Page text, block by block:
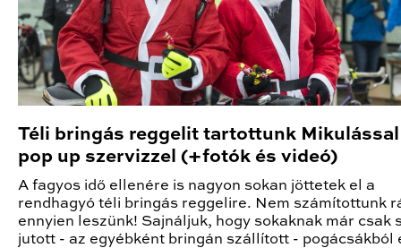
Téli bringás reggelit tartottunk Mikulással
pop up szervizzel (+fotók és videó)
A fagyos idő ellenére is nagyon sokan jöttetek el a
rendhagyó téli bringás reggelire. Nem számítottunk
ennyien leszünk! Sajnáljuk, hogy sokaknak már csak
jutott - az egyébként bringán szállított - pogácsákból